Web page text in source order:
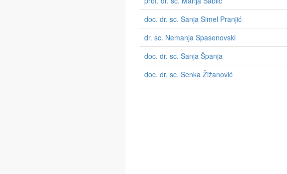
doc. dr. sc. Sanja Simel Pranjić
dr. sc. Nemanja Spasenovski
doc. dr. sc. Sanja Španja
doc. dr. sc. Senka Žižanović